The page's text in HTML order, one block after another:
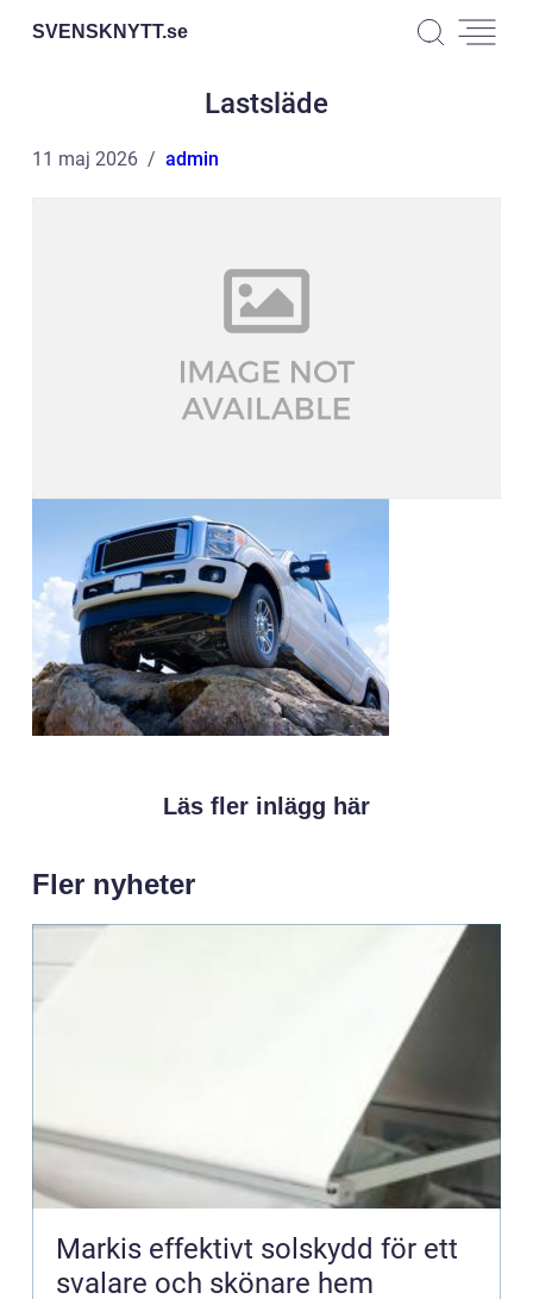
SVENSKNYTT.se
Lastsläde
11 maj 2026 admin
Läs fler inlägg här
Fler nyheter
Markis effektivt solskydd för ett
svalare och skönare hem